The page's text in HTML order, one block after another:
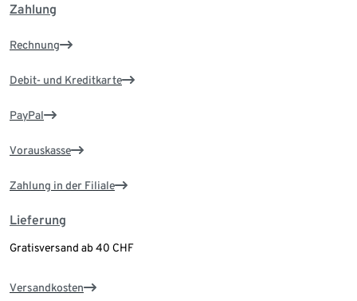
Zahlung
Rechnung
Debit- und Kreditkarte
PayPal
Vorauskasse
Zahlung in der Filiale
Lieferung
Gratisversand ab 40 CHF
Versandkosten